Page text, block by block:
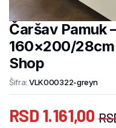
Čaršav Pamuk
160×200/28cm
Shop
Šifra: VLK000322-greyn
RSD 1.161,00